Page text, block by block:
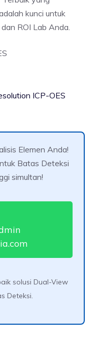
kunci untuk
ROI Lab Anda.
ICP-OES
Elemen Anda!
Batas Deteksi
simultan!
solusi Dual-View
Deteksi.